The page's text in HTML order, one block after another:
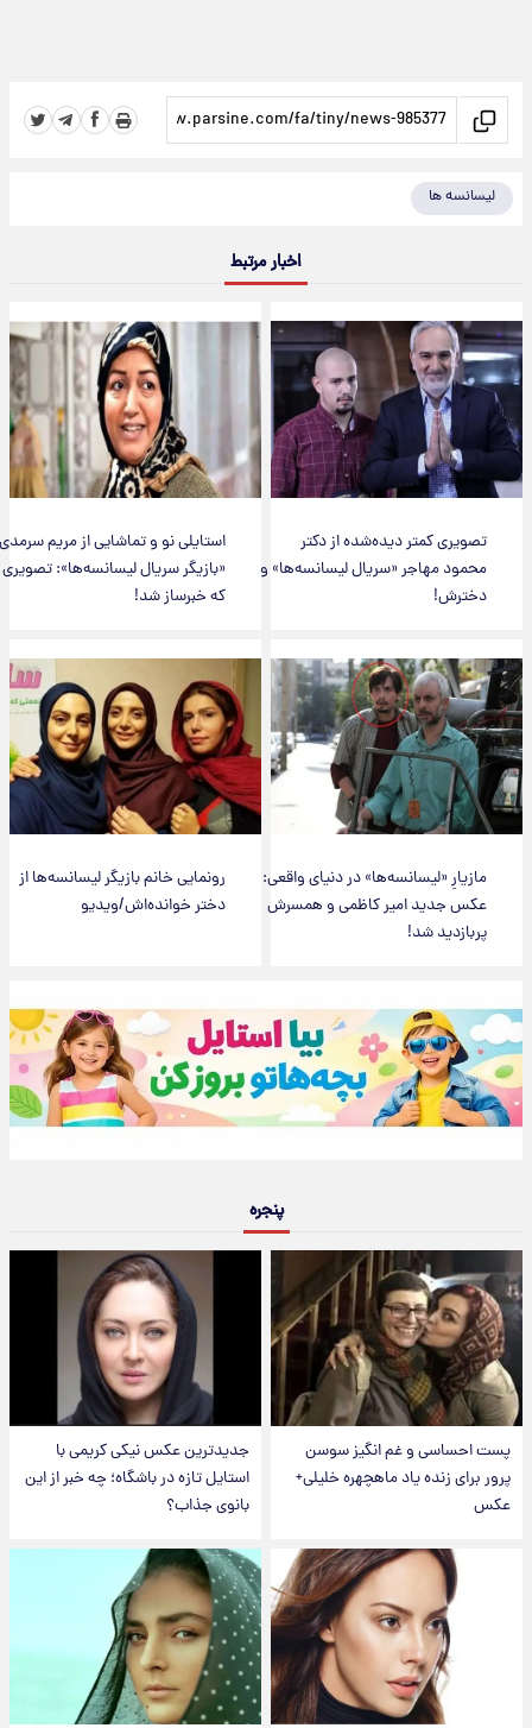
لیسانسه ها
اخبار مرتبط
تصویری کمتر دیده‌شده‌ از دکتر
محمود مهاجر «سریال لیسانسه‌ها» و
دخترش!
استایلی نو و تماشایی از مریم سرمدی
«بازیگر سریال لیسانسه‌ها»: تصویری
که خبرساز شد!
مازیارِ «لیسانسه‌ها» در دنیای واقعی:
عکس جدید امیر کاظمی و همسرش
پربازدید شد!
رونمایی خانم بازیگر لیسانسه‌ها از
دختر خوانده‌اش/ویدیو
پنجره
پست احساسی و غم انگیز سوسن
پرور برای زنده یاد ماهچهره خلیلی+
عکس
جدیدترین عکس نیکی کریمی با
استایل تازه در باشگاه؛ چه خبر از این
بانوی جذاب؟